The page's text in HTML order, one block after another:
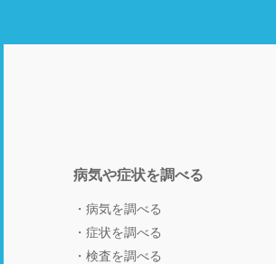
病気や症状を調べる
病気を調べる
症状を調べる
検査を調べる